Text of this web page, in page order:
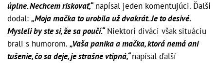
úplne. Nechcem riskovať,“napísal jeden komentujúci. Ďalší
dodal: „Moja mačka to urobila už dvakrát. Je to desivé.
Mysleli by ste si, že sa poučí.“Niektorí diváci však situáciu
brali s humorom. „Vaša panika a mačka, ktorá nemá ani
tušenie, čo sa deje, je strašne vtipná,“napísal ďalší